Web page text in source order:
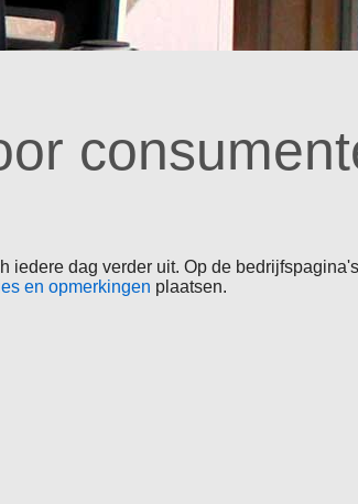
dag verder uit. Op de
en opmerkingen plaatsen.